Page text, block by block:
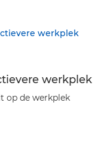
werkplek
op de werkplek